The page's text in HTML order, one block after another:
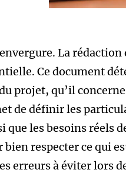
La rédaction
Ce document
projet, qu’il
de définir les
les besoins réels
respecter ce qui
erreurs à éviter lors